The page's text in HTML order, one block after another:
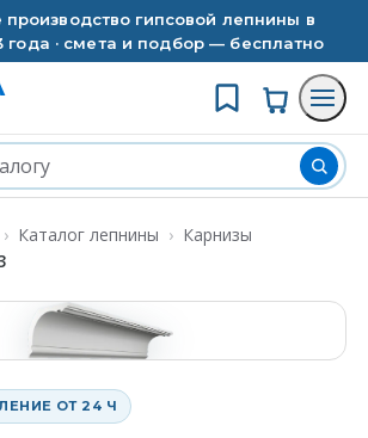
производство гипсовой лепнины в
года · смета и подбор — бесплатно
› Каталог лепнины › Карнизы
ОТ 24 Ч